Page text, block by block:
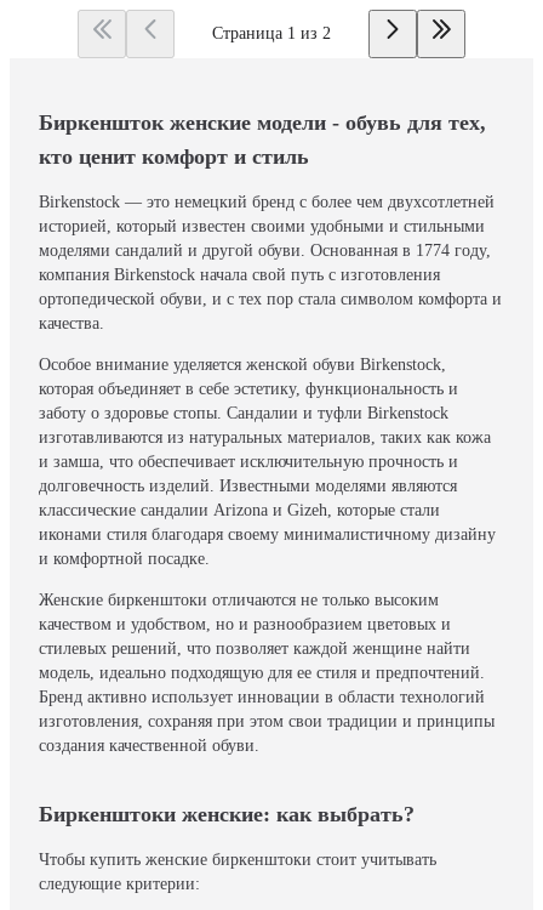
Страница 1 из 2
Биркеншток женские модели - обувь для тех,
кто ценит комфорт и стиль
Birkenstock — это немецкий бренд с более чем двухсотлетней
историей, который известен своими удобными и стильными
моделями сандалий и другой обуви. Основанная в 1774 году,
компания Birkenstock начала свой путь с изготовления
ортопедической обуви, и с тех пор стала символом комфорта и
качества.
Особое внимание уделяется женской обуви Birkenstock,
которая объединяет в себе эстетику, функциональность и
заботу о здоровье стопы. Сандалии и туфли Birkenstock
изготавливаются из натуральных материалов, таких как кожа
и замша, что обеспечивает исключительную прочность и
долговечность изделий. Известными моделями являются
классические сандалии Arizona и Gizeh, которые стали
иконами стиля благодаря своему минималистичному дизайну
и комфортной посадке.
Женские биркенштоки отличаются не только высоким
качеством и удобством, но и разнообразием цветовых и
стилевых решений, что позволяет каждой женщине найти
модель, идеально подходящую для ее стиля и предпочтений.
Бренд активно использует инновации в области технологий
изготовления, сохраняя при этом свои традиции и принципы
создания качественной обуви.
Биркенштоки женские: как выбрать?
Чтобы купить женские биркенштоки стоит учитывать
следующие критерии: